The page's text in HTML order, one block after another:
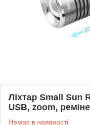
Ліхтар Small Sun
USB, zoom,
Немає в наявності